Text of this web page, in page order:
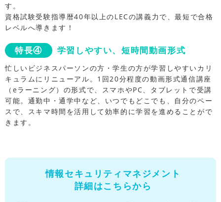
す。
資格試験受験指導暦40年以上のLECの講義力で、最短で合格
レベルへ導きます！
特長④ 学習しやすい、短時間動画形式
忙しいビジネスパーソンの方・学生の方が学習しやすいカリ
キュラムにリニューアル。1回20分程度の動画形式通信講座
（eラーニング）の形式で、スマホやPC、タブレットで受講
可能。通勤中・通学中など、いつでもどこでも、自分のペー
スで、スキマ時間を活用して効率的に学習を進めることがで
きます。
情報セキュリティマネジメント
詳細はこちらから